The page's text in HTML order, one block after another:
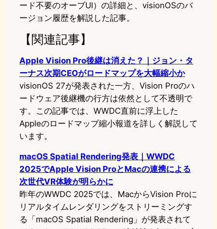
ード不要のオーブUI）の詳細と、visionOSのバ
ージョン履歴を解説した記事。
【関連記事】
Apple Vision Pro後継は消えた？｜ジョン・タ
ーナス次期CEOがロードマップを大幅縮小か
visionOS 27が発表された一方、Vision Proのハ
ードウェア後継機の行方は依然として不透明で
す。この記事では、WWDC直前に浮上した
Appleのロードマップ縮小報道を詳しく解説して
います。
macOS Spatial Rendering発表｜WWDC
2025でApple Vision ProとMacの連携による
次世代VR体験が明らかに
昨年のWWDC 2025では、MacからVision Proに
リアルタイムレンダリングをストリーミングす
る「macOS Spatial Rendering」が発表されて